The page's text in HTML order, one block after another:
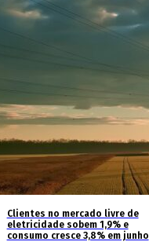
Clientes no mercado livre de
eletricidade sobem 1,9% e
consumo cresce 3,8% em junho